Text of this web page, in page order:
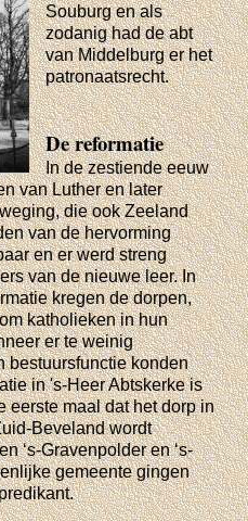
Souburg en als
zodanig had de abt
van Middelburg er het
patronaatsrecht.
De reformatie
In de zestiende eeuw
van Luther en later
die ook Zeeland
van de hervorming
en er werd streng
van de nieuwe leer. In
kregen de dorpen,
katholieken in hun
er te weinig
bestuursfunctie konden
in 's-Heer Abtskerke is
eerste maal dat het dorp in
Beveland wordt
‘s-Gravenpolder en ‘s-
gemeente gingen